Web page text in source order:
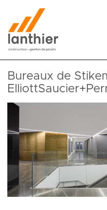
Bureaux de